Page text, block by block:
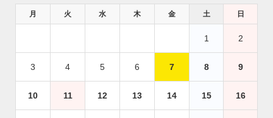
月 火 水 木 金 土 日
1 2
3 4 5 6 7 8 9
10 11 12 13 14 15 16